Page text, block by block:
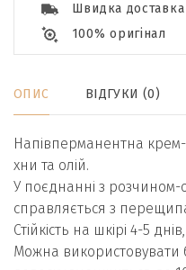
Швидка доставка
100% оригінал
ОПИС ВІДГУКИ (0)
Напівперманентна
хни та олій.
У поєднанні з
справляється з
Стійкість на шкірі 4-5
Можна використовувати